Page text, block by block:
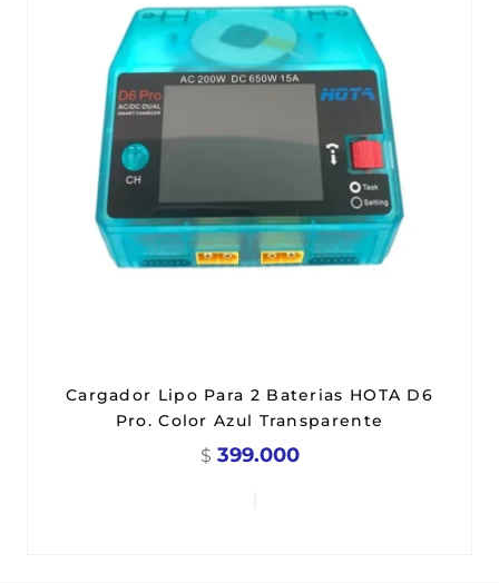
Cargador Lipo Para 2 Baterias HOTA D6
Pro. Color Azul Transparente
$ 399.000